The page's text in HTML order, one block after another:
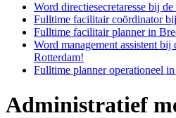
Word directiesecretaresse bij
Fulltime facilitair coördinator
Fulltime facilitair planner in
Word management assistent
Rotterdam!
Fulltime planner operationeel
Administratief